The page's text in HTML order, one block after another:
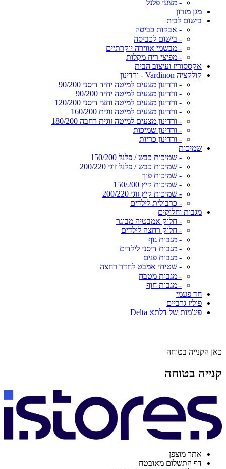
- מצעי פלנל
מגן מזרון
בישום לבית
- אבקות כביסה
- בישום לכביסה
- מבשמי אווירה יוקרתיים
- מפיצי ריח מקלות
אקססוריז ועיצוב הבית
קולקציה Vardinon - ורדינון
- ורדינון מצעים למיטה יחיד דיסני 90/200
- ורדינון מצעים למיטה יחיד 90/200
- ורדינון מצעים למיטה וחצי דיסני 120/200
- ורדינון מצעים למיטה זוגית 160/200
- ורדינון מצעים למיטה זוגית רחבה 180/200
- ורדינון שמיכות
- ורדינון כריות
שמיכות
- שמיכות כבש / פלנל 150/200
- שמיכות כבש / פלנל זוגי 200/220
- שמיכות פוך
- שמיכות קיץ 150/200
- שמיכות קיץ זוגי 200/220
- כרבולית לילדים
מגבות וחלוקים
- חלוק אמבטיה מבוגר
- חלוק רחצה לילדים
- מגבות גוף
- מגבות דיסני לילדים
- מגבות פנים
- שטיחי אמבט לחדר רחצה
- מגבות מטבח
- מגבות חוף
חד פעמי
פוליז גרביים
פיג'מות של דלתא Delta
כאן הקנייה בטוחה
קנייה בטוחה
אתר מוצפן
דף התשלום מאובטח